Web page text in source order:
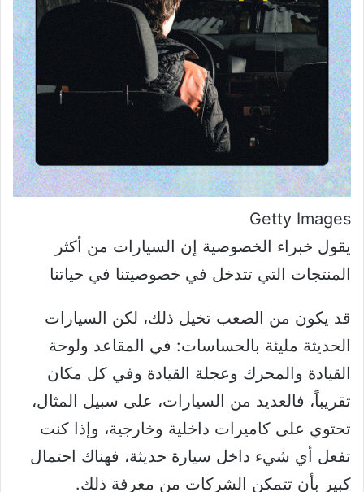
Getty Images
يقول خبراء الخصوصية إن السيارات من أكثر
المنتجات التي تتدخل في خصوصيتنا في حياتنا
قد يكون من الصعب تخيل ذلك، لكن السيارات
الحديثة مليئة بالحساسات: في المقاعد ولوحة
القيادة والمحرك وعجلة القيادة وفي كل مكان
تقريباً، فالعديد من السيارات، على سبيل المثال،
تحتوي على كاميرات داخلية وخارجية، وإذا كنت
تفعل أي شيء داخل سيارة حديثة، فهناك احتمال
كبير بأن تتمكن الشركات من معرفة ذلك.